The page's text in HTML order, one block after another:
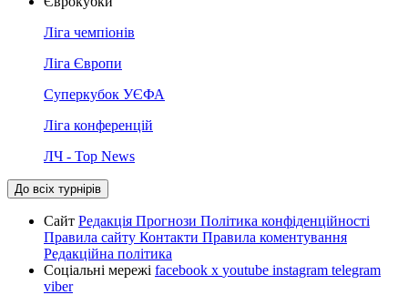
Ліга чемпіонів
Ліга Європи
Суперкубок УЄФА
Ліга конференцій
ЛЧ - Top News
До всіх турнірів
Сайт Редакція Прогнози Політика конфіденційності
Правила сайту Контакти Правила коментування
Редакційна політика
Соціальні мережі facebook x youtube instagram telegram
viber